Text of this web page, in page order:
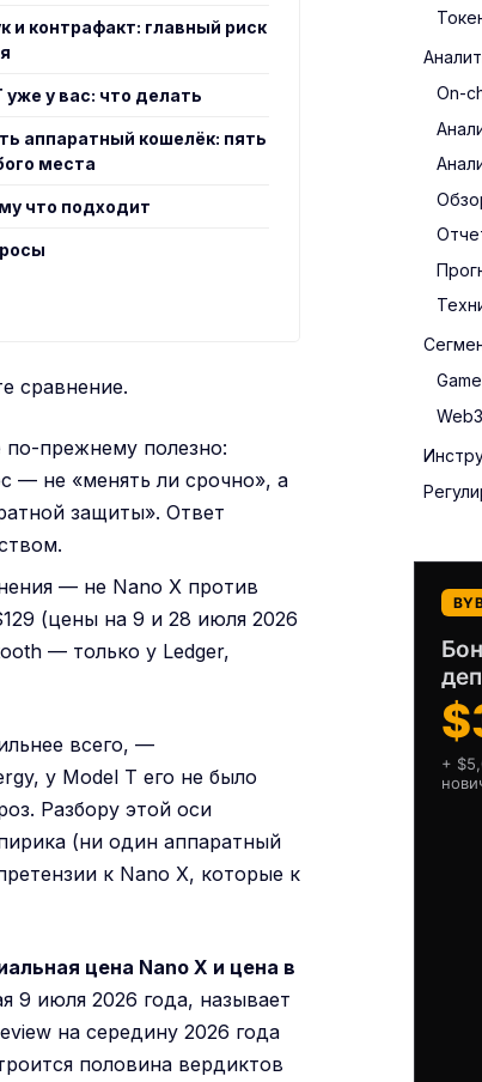
и контрафакт: главный риск
уже у вас: что делать
аппаратный кошелёк: пять
места
что подходит
сравнение.
по-прежнему полезно:
— не «менять ли срочно», а
защиты». Ответ
— не Nano X против
(цены на 9 и 28 июля 2026
— только у Ledger,
всего, —
у Model T его не было
Разбору этой оси
(ни один аппаратный
к Nano X, которые к
цена Nano X и цена в
9 июля 2026 года, называет
на середину 2026 года
половина вердиктов
On-
Web3
+